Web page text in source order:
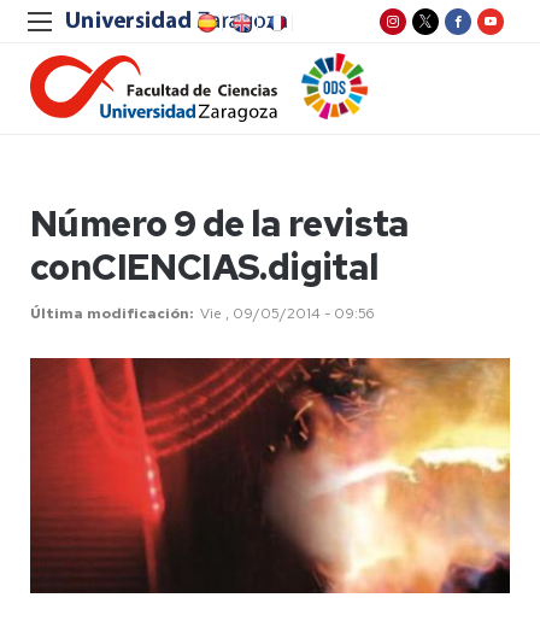
Número 9 de la revista
conCIENCIAS.digital
Última modificación Vie , 09/05/2014 - 09:56